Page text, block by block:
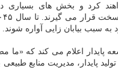
كرد و بخش های بسیاری
به سبب بیابان زایی آواره شوند.
كار ۲۰۳۰ توسعه پایدار اعلام می كند كه
پایدار، مدیریت منابع